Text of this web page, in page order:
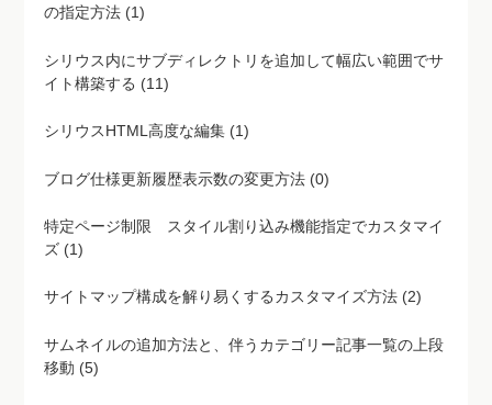
の指定方法 (1)
シリウス内にサブディレクトリを追加して幅広い範囲でサ
イト構築する (11)
シリウスHTML高度な編集 (1)
ブログ仕様更新履歴表示数の変更方法 (0)
特定ページ制限 スタイル割り込み機能指定でカスタマイ
ズ (1)
サイトマップ構成を解り易くするカスタマイズ方法 (2)
サムネイルの追加方法と、伴うカテゴリー記事一覧の上段
移動 (5)